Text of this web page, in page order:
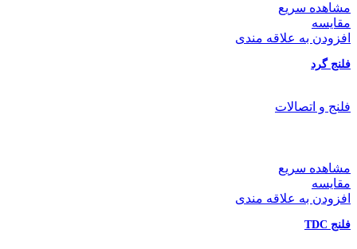
مشاهده سریع
مقایسه
افزودن به علاقه مندی
فلنج گرد
فلنج و اتصالات
مشاهده سریع
مقایسه
افزودن به علاقه مندی
فلنج TDC